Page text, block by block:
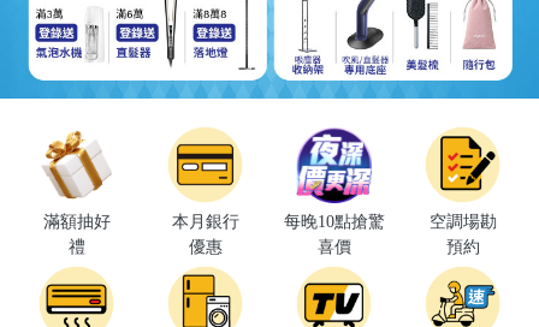
滿額抽好
禮
本月銀行
優惠
每晚10點搶驚
喜價
空調場勘
預約